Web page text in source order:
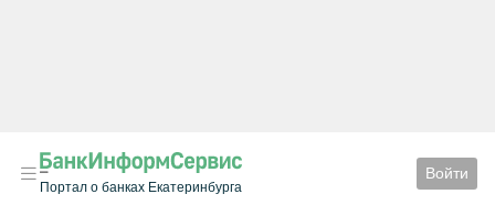
Портал о банках Екатеринбурга
Войти